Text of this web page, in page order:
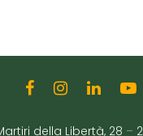
della Libertà, 28 –